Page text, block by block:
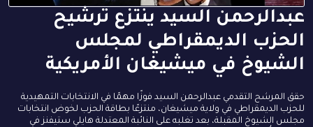
عبدالرحمن السيد ينتزع ترشيح
الحزب الديمقراطي لمجلس
الشيوخ في ميشيغان الأمريكية
حقق المرشح التقدمي عبدالرحمن السيد فوزًا مهمًا في الانتخابات التمهيدية
للحزب الديمقراطي في ولاية ميشيغان، منتزعًا بطاقة الحزب لخوض انتخابات
مجلس الشيوخ المقبلة، بعد تغلبه على النائبة المعتدلة هايلي ستيفنز في